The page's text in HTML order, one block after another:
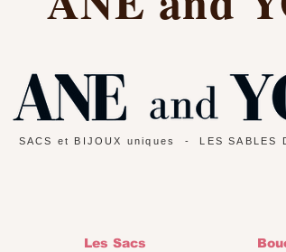
SACS et BIJOUX uniques
- LES SABLES
Les Sacs